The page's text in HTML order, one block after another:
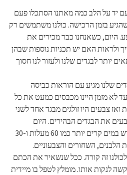
יד על הלב כמה מאתנו הסתכלו פעם
בזמן הרכישה. כולנו משתמשים רק
היום, כשאנחנו כבר מכירים את
ולראות האם יש תכניות נוספות שבהן
יותר לבגדים שלנו ולעזור לנו חסוך
שלנו מגיע עם הוראות כביסה
לא מזמן היינו מכבסים כמעט את כל
גבוה של 90 מעלות ואז צבעים היו זולגים מבגד אחד לשני
את הבגדים הבהירים. היום
כשמכונות הכביסה עושות שימוש במים קרים יותר כמו 60 מעלות ו-30
השחורים והצבעוניים.
זה קורה. ככל שנשאיר את הכתם
לנקות אותו. מומלץ לטפל בו מיידית